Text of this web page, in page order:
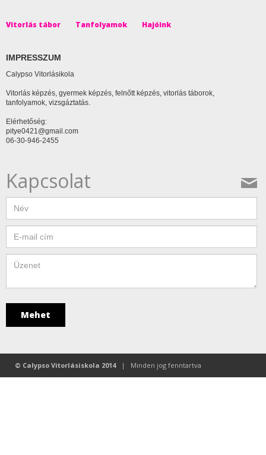
Vitorlás tábor Tanfolyamok Hajóink
IMPRESSZUM
Calypso Vitorlásikola
Vitorlás képzés, gyermek képzés, felnőtt képzés, vitorlás táborok,
tanfolyamok, vizsgáztatás.
Elérhetőség:
pitye0421@gmail.com
06-30-946-2455
Kapcsolat
© Calypso Vitorlásiskola 2014 | Minden jog fenntartva